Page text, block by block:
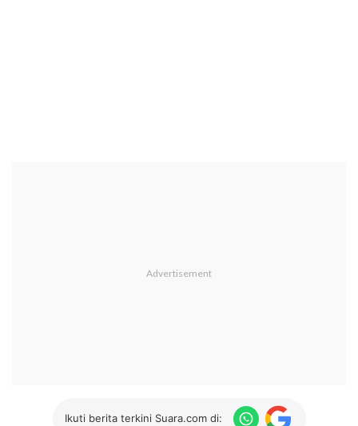
Ikuti berita terkini Suara.com di: